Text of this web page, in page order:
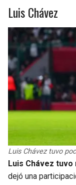
Luis Chávez
Luis Chávez tuvo
Luis Chávez
dejó una